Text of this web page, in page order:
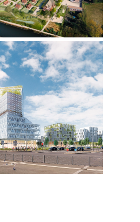
| 59
ILÔT SUD
URBAIN
D’ASCQ-LEZENNES
| 59